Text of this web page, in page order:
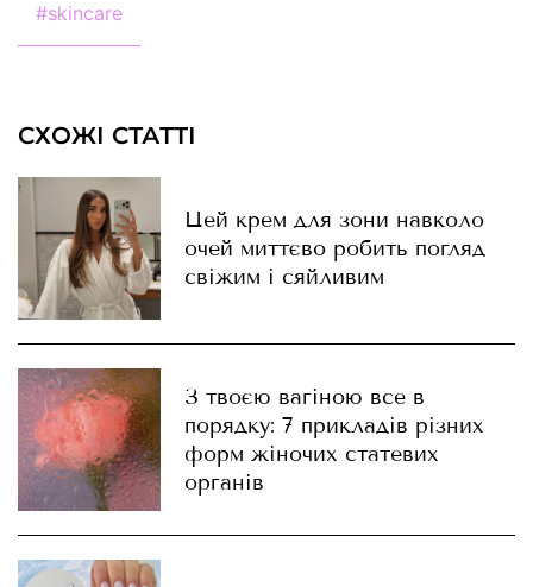
#skincare
СХОЖІ СТАТТІ
Цей крем для зони навколо
очей миттєво робить погляд
свіжим і сяйливим
З твоєю вагіною все в
порядку: 7 прикладів різних
форм жіночих статевих
органів